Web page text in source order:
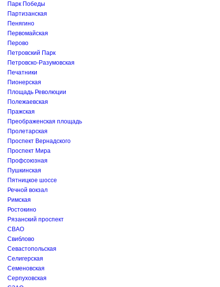
Парк Победы
Партизанская
Пенягино
Первомайская
Перово
Петровский Парк
Петровско-Разумовская
Печатники
Пионерская
Площадь Революции
Полежаевская
Пражская
Преображенская площадь
Пролетарская
Проспект Вернадского
Проспект Мира
Профсоюзная
Пушкинская
Пятницкое шоссе
Речной вокзал
Римская
Ростокино
Рязанский проспект
СВАО
Свиблово
Севастопольская
Селигерская
Семеновская
Серпуховская